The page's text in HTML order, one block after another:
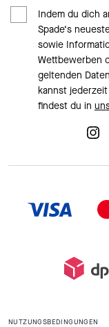
Indem du dich
Spade‘s
sowie
Wettbewerben
geltenden
kannst
findest du in
NUTZUNGSBEDINGUNGEN